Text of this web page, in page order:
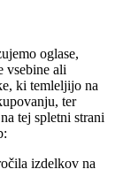
oglase,
vsebine ali
ki temleljijo na
ter
tej spletni strani
izdelkov na